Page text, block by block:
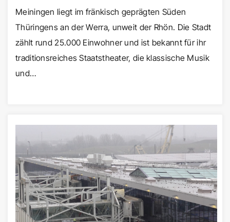
Meiningen liegt im fränkisch geprägten Süden
Thüringens an der Werra, unweit der Rhön. Die Stadt
zählt rund 25.000 Einwohner und ist bekannt für ihr
traditionsreiches Staatstheater, die klassische Musik
und…